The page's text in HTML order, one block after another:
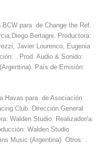
para de Change the Ref.
Bertagni. Productora:
Javier Lourenco, Eugenia
. Prod. Audio & Sonido:
País de Emisión:
Havas para de Asociación
Club. Dirección General
Walden Studio. Realizador/a:
Walden Studio
Music (Argentina). Otros: .